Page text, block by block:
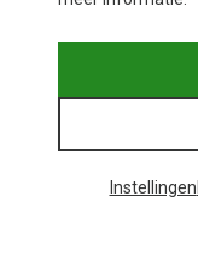
Instellingen